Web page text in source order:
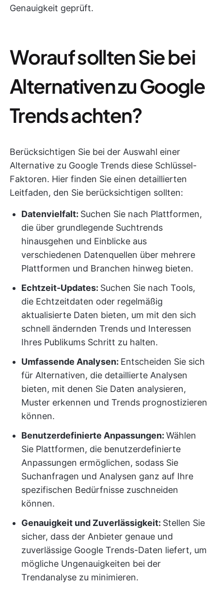
Genauigkeit geprüft.
Worauf sollten Sie bei
Alternativen zu Google
Trends achten?
Berücksichtigen Sie bei der Auswahl einer
Alternative zu Google Trends diese Schlüssel-
Faktoren. Hier finden Sie einen detaillierten
Leitfaden, den Sie berücksichtigen sollten:
Datenvielfalt: Suchen Sie nach Plattformen,
die über grundlegende Suchtrends
hinausgehen und Einblicke aus
verschiedenen Datenquellen über mehrere
Plattformen und Branchen hinweg bieten.
Echtzeit-Updates: Suchen Sie nach Tools,
die Echtzeitdaten oder regelmäßig
aktualisierte Daten bieten, um mit den sich
schnell ändernden Trends und Interessen
Ihres Publikums Schritt zu halten.
Umfassende Analysen: Entscheiden Sie sich
für Alternativen, die detaillierte Analysen
bieten, mit denen Sie Daten analysieren,
Muster erkennen und Trends prognostizieren
können.
Benutzerdefinierte Anpassungen: Wählen
Sie Plattformen, die benutzerdefinierte
Anpassungen ermöglichen, sodass Sie
Suchanfragen und Analysen ganz auf Ihre
spezifischen Bedürfnisse zuschneiden
können.
Genauigkeit und Zuverlässigkeit: Stellen Sie
sicher, dass der Anbieter genaue und
zuverlässige Google Trends-Daten liefert, um
mögliche Ungenauigkeiten bei der
Trendanalyse zu minimieren.